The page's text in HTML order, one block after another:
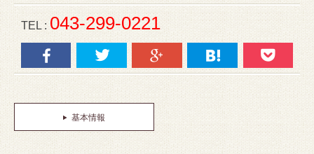
TEL : 043-299-0221
基本情報